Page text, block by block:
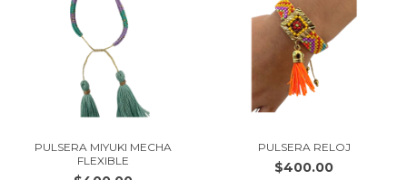
PULSERA MIYUKI MECHA
FLEXIBLE
PULSERA RELOJ
$400.00